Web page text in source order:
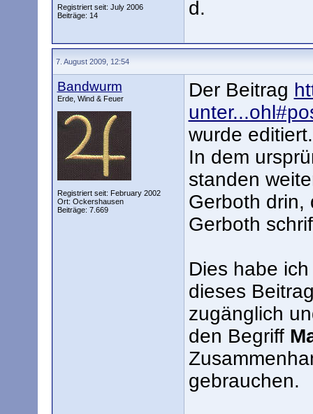
Registriert seit: July 2006
Beiträge: 14
d.
7. August 2009, 12:54
Bandwurm
Erde, Wind & Feuer
Registriert seit: February 2002
Ort: Ockershausen
Beiträge: 7.669
Der Beitrag
wurde editiert.
In dem
standen
Gerboth drin,
Gerboth
Dies habe
dieses
zugänglich
den Begriff
gebrauchen.